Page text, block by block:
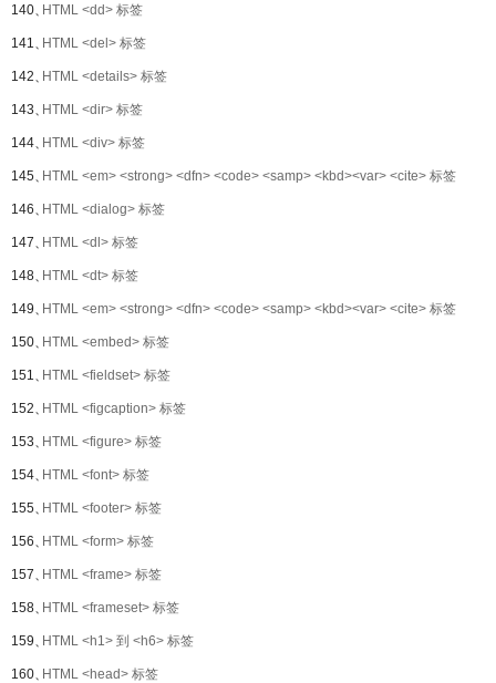
140、HTML <dd> 标签
141、HTML <del> 标签
142、HTML <details> 标签
143、HTML <dir> 标签
144、HTML <div> 标签
145、HTML <em> <strong> <dfn> <code> <samp> <kbd><var> <cite> 标签
146、HTML <dialog> 标签
147、HTML <dl> 标签
148、HTML <dt> 标签
149、HTML <em> <strong> <dfn> <code> <samp> <kbd><var> <cite> 标签
150、HTML <embed> 标签
151、HTML <fieldset> 标签
152、HTML <figcaption> 标签
153、HTML <figure> 标签
154、HTML <font> 标签
155、HTML <footer> 标签
156、HTML <form> 标签
157、HTML <frame> 标签
158、HTML <frameset> 标签
159、HTML <h1> 到 <h6> 标签
160、HTML <head> 标签